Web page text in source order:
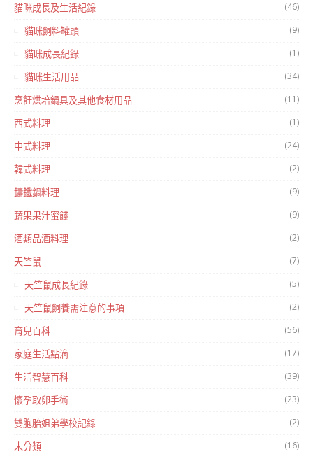
貓咪成長及生活紀錄 (46)
貓咪飼料罐頭 (9)
貓咪成長紀錄 (1)
貓咪生活用品 (34)
烹飪烘培鍋具及其他食材用品 (11)
西式料理 (1)
中式料理 (24)
韓式料理 (2)
鑄鐵鍋料理 (9)
蔬果果汁蜜餞 (9)
酒類品酒料理 (2)
天竺鼠 (7)
天竺鼠成長紀錄 (5)
天竺鼠飼養需注意的事項 (2)
育兒百科 (56)
家庭生活點滴 (17)
生活智慧百科 (39)
懷孕取卵手術 (23)
雙胞胎姐弟學校記錄 (2)
未分類 (16)